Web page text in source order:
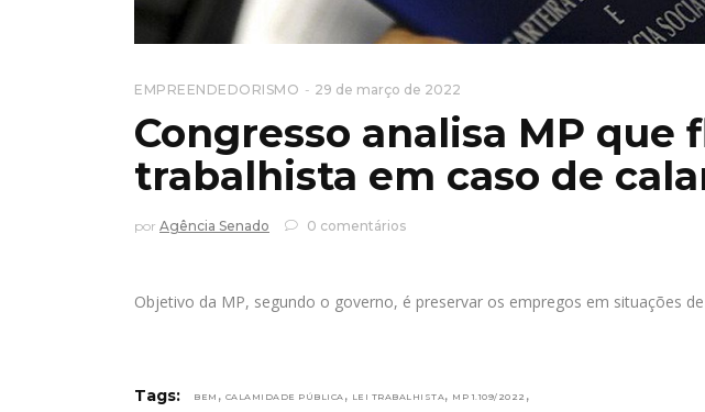
EMPREENDEDORISMO 29 de março de 2022
Congresso analisa MP que
trabalhista em caso de
por Agência Senado 0 comentários
Objetivo da MP, segundo o governo, é preservar os empregos em situações
Tags: BEM , CALAMIDADE PÚBLICA , LEI TRABALHISTA, MP 1.109/2022 ,